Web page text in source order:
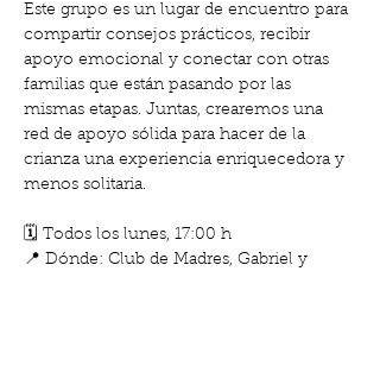
Este grupo es un lugar de encuentro para
compartir consejos prácticos, recibir
apoyo emocional y conectar con otras
familias que están pasando por las
mismas etapas. Juntas, crearemos una
red de apoyo sólida para hacer de la
crianza una experiencia enriquecedora y
menos solitaria.
🗓️ Todos los lunes, 17:00 h
📍 Dónde: Club de Madres, Gabriel y